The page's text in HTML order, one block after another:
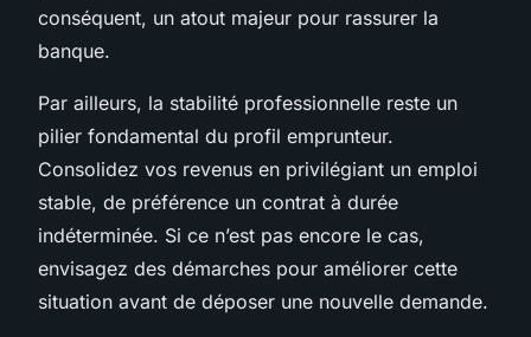
conséquent, un atout majeur pour rassurer la
banque.
Par ailleurs, la stabilité professionnelle reste un
pilier fondamental du profil emprunteur.
Consolidez vos revenus en privilégiant un emploi
stable, de préférence un contrat à durée
indéterminée. Si ce n’est pas encore le cas,
envisagez des démarches pour améliorer cette
situation avant de déposer une nouvelle demande.